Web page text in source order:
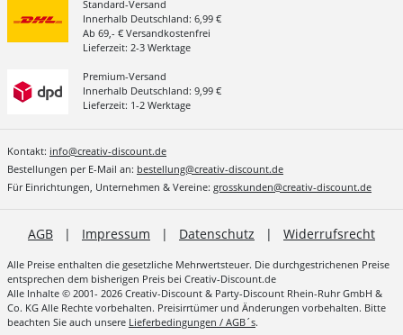
Standard-Versand
Innerhalb Deutschland: 6,99 €
Ab 69,- € Versandkostenfrei
Lieferzeit: 2-3 Werktage
Premium-Versand
Innerhalb Deutschland: 9,99 €
Lieferzeit: 1-2 Werktage
Kontakt: info@creativ-discount.de
Bestellungen per E-Mail an: bestellung@creativ-discount.de
Für Einrichtungen, Unternehmen & Vereine: grosskunden@creativ-discount.de
AGB | Impressum | Datenschutz | Widerrufsrecht
Alle Preise enthalten die gesetzliche Mehrwertsteuer. Die durchgestrichenen Preise
entsprechen dem bisherigen Preis bei Creativ-Discount.de
Alle Inhalte © 2001- 2026 Creativ-Discount & Party-Discount Rhein-Ruhr GmbH &
Co. KG Alle Rechte vorbehalten. Preisirrtümer und Änderungen vorbehalten. Bitte
beachten Sie auch unsere Lieferbedingungen / AGB´s.